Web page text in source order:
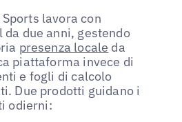
Sports lavora con
da due anni, gestendo
presenza locale da
piattaforma invece di
e fogli di calcolo
Due prodotti guidano i
odierni: